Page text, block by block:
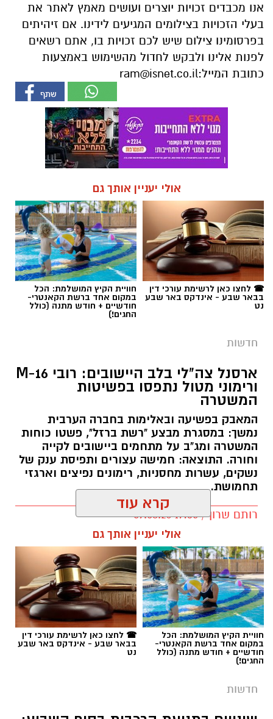
אנו מכבדים זכויות יוצרים ועושים מאמץ לאתר את
בעלי הזכויות בצילומים המגיעים לידינו. אם זיהיתים
בפרסומינו צילום שיש לכם זכויות בו, אתם רשאים
לפנות אלינו ולבקש לחדול מהשימוש באמצעות
כתובת המייל:ram@isnet.co.il
אולי יעניין אותך גם
☎ לחצו כאן לרשימת עורכי דין
בבאר שבע - אינדקס באר שבע
נט
חוויית הקיץ המושלמת: הכל
במקום אחד ברשת הקאנטרי-
חודשיים + חודש מתנה (כולל
החגים!)
חדשות
ארסנל צה"לי בלב היישובים: רובי M-16
ורימוני מטול נתפסו בפשיטות
המשטרה
המאבק בפשיעה ובאלימות בחברה הערבית
נמשך: במסגרת מבצע "רשת ברזל", פשטו כוחות
המשטרה ומג"ב על מתחמים ביישובים לקייה
וחורה. התוצאה: חמישה עצורים ותפיסת ענק של
נשקים, עשרות מחסניות, רימונים נפיצים וארגזי
תחמושת.
רותם שרון / 17:35 09.08.26
תגים:משטרה
קרא עוד
אולי יעניין אותך גם
חוויית הקיץ המושלמת: הכל
במקום אחד ברשת הקאנטרי-
חודשיים + חודש מתנה (כולל
החגים!)
☎ לחצו כאן לרשימת עורכי דין
בבאר שבע - אינדקס באר שבע
נט
חדשות